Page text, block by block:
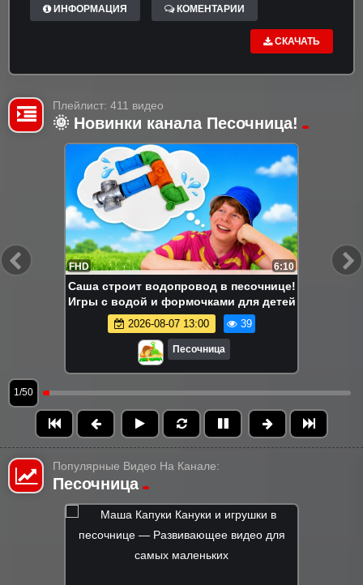
ИНФОРМАЦИЯ КОМЕНТАРИИ
СКАЧАТЬ
Плейлист: 411 видео
🌞 Новинки канала Песочница!
FHD 6:10
Саша строит водопровод в песочнице!
Игры с водой и формочками для детей
2026-08-07 13:00 39
Песочница
1/50
Популярные Видео На Канале:
Песочница